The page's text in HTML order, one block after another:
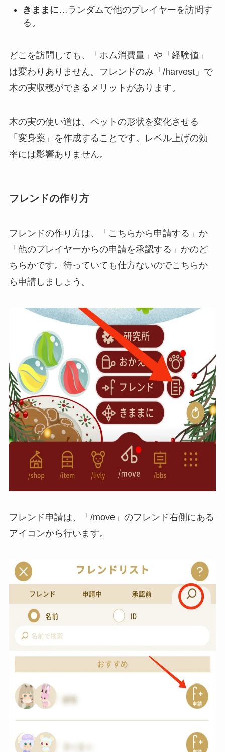
きままに…ランダムで他のプレイヤーを訪問す
る。
どこを訪問しても、「ホム消費量」や「経験値」
は変わりありません。フレンドのみ「/harvest」で
木の実収穫ができるメリットがあります。
木の実の使い道は、ペットの形状を変化させる
「変身薬」を作成することです。レベル上げの効
率には影響ありません。
フレンドの作り方
フレンドの作り方は、「こちらから申請する」か
「他のプレイヤーからの申請を承認する」かのど
ちらかです。待っていても仕方ないのでこちらか
ら申請しましょう。
フレンド申請は、「/move」のフレンド右側にある
アイコンから行います。